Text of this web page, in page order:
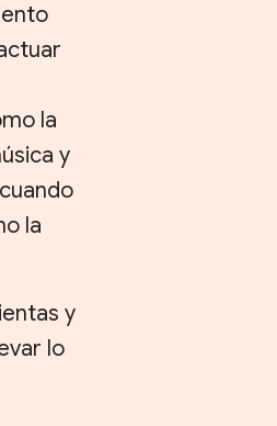
la
y
la
y
lo